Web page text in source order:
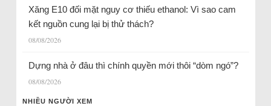
Xăng E10 đối mặt nguy cơ thiếu ethanol: Vì sao cam
kết nguồn cung lại bị thử thách?
08/08/2026
Dựng nhà ở đâu thì chính quyền mới thôi “dòm ngó”?
08/08/2026
NHIỀU NGƯỜI XEM